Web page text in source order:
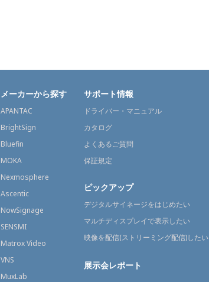
メーカーから探す
APANTAC
BrightSign
Bluefin
MOKA
Nexmosphere
Ascentic
NowSignage
SENSMI
Matrox Video
VNS
MuxLab
サポート情報
ドライバー・マニュアル
カタログ
よくあるご質問
保証規定
ピックアップ
デジタルサイネージをはじめたい
マルチディスプレイで表示したい
映像を配信(ストリーミング配信)したい
展示会レポート